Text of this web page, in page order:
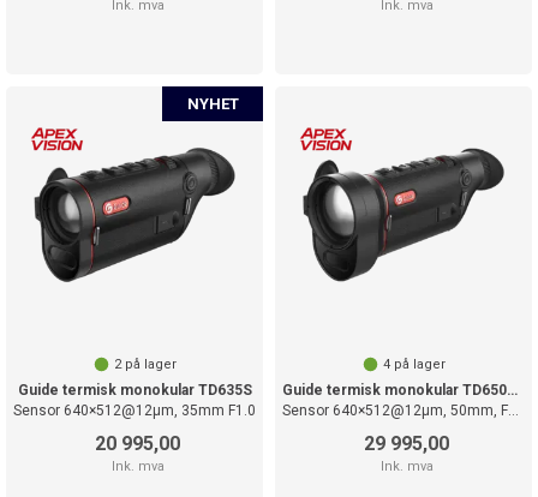
Ink. mva Ink. mva
2på lager
Guide termisk monokular TD635S
Sensor 640×512@12µm, 35mm F1.0
20 995,00
Ink. mva
4 på lager
Guide termisk monokular TD650LS LRF
Sensor 640×512@12µm, 50mm, F1.0
29 995,00
Ink. mva